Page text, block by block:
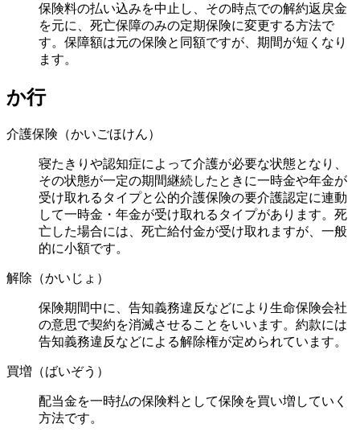
保険料の払い込みを中止し、その時点での解約返戻金
を元に、死亡保障のみの定期保険に変更する方法で
す。保障額は元の保険と同額ですが、期間が短くなり
ます。
か行
介護保険（かいごほけん）
寝たきりや認知症によって介護が必要な状態となり、
その状態が一定の期間継続したときに一時金や年金が
受け取れるタイプと公的介護保険の要介護認定に連動
して一時金・年金が受け取れるタイプがあります。死
亡した場合には、死亡給付金が受け取れますが、一般
的に小額です。
解除（かいじょ）
保険期間中に、告知義務違反などにより生命保険会社
の意思で契約を消滅させることをいいます。約款には
告知義務違反などによる解除権が定められています。
買増（ばいぞう）
配当金を一時払の保険料として保険を買い増していく
方法です。